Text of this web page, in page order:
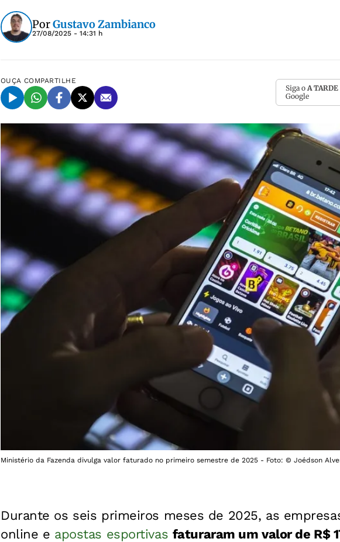
PorGustavo Zambianco
27/08/2025 - 14:31 h
OUÇA COMPARTILHE
Siga o A TARDE
Google
Ministério da Fazenda divulga valor faturado no primeiro semestre de 2025 - Foto: © Joédson
Durante os seis primeiros meses de 2025, as
online e apostas esportivas faturaram um valor de R$